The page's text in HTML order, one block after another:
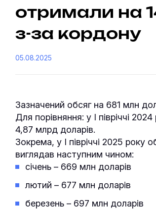
отримали на
з-за кордону
05.08.2025
Зазначений обсяг на 681 млн
Для порівняння: у І півріччі
4,87 млрд доларів.
Зокрема, у І півріччі 2025 року
виглядав наступним чином:
січень – 669 млн доларів
лютий – 677 млн доларів
березень – 697 млн доларів